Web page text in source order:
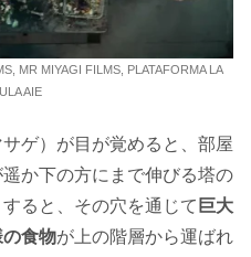
MR MIYAGI FILMS, PLATAFORMA LA
AIE
ゲ）が目が覚めると、部屋
か下の方にまで伸びる塔の
ると、その穴を通じて 巨大
食物が上の階層から運ばれ